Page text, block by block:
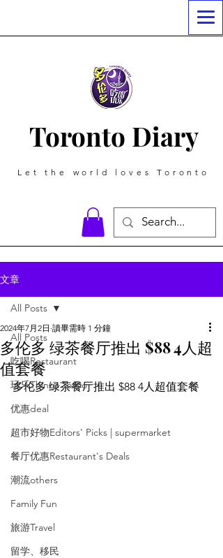
Toronto Diary
Let the world loves Toronto
文章
All Posts
吃喝Restaurant
玩乐Things To Do
优惠deal
超市好物Editors' Picks | supermarket
餐厅优惠Restaurant's Deals
潮流others
Family Fun
旅游Travel
留学、移民
All Posts
多伦多 绿茶餐厅推出 $88 4人超
值套餐
2024年7月2日 讀畢需時 1 分鐘
多伦多 绿茶餐厅推出 $88 4人超值套餐